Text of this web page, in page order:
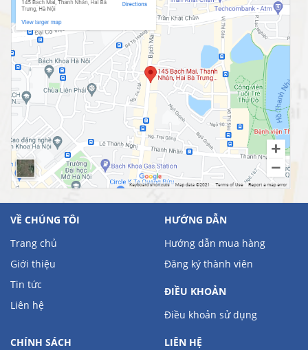
VỀ CHÚNG TÔI
Trang chủ
Giới thiệu
Tin tức
Liên hệ
HƯỚNG DẪN
Hướng dẫn mua hàng
Đăng ký thành viên
ĐIỀU KHOẢN
Điều khoản sử dụng
CHÍNH SÁCH
LIÊN HỆ